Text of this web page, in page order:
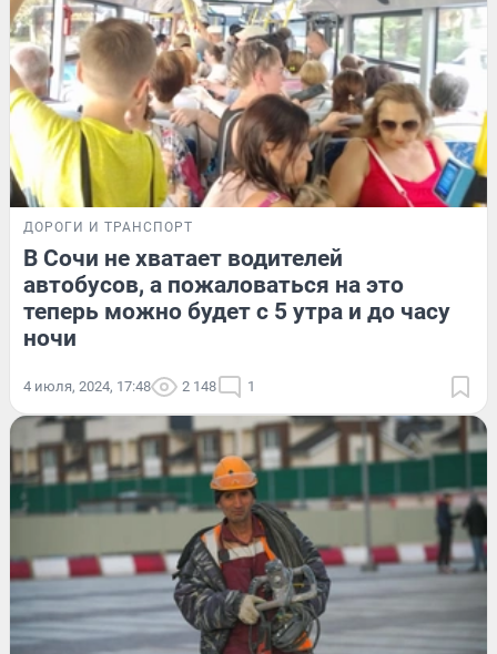
ДОРОГИ И ТРАНСПОРТ
В Сочи не хватает водителей
автобусов, а пожаловаться на это
теперь можно будет с 5 утра и до часу
ночи
4 июля, 2024, 17:48 2 148 1